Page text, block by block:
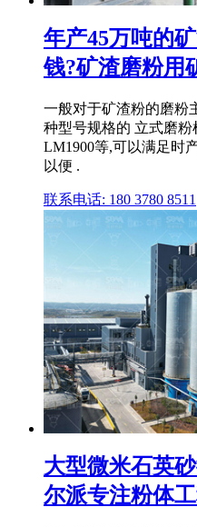
年产45万吨的
钱?矿渣磨粉用
一般对于矿渣粉的磨粉
种型号规格的 立式磨粉
LM1900等,可以满足时
以便 .
联系电话: 180 3780 8511
大型微米石英
尔派专注粉体